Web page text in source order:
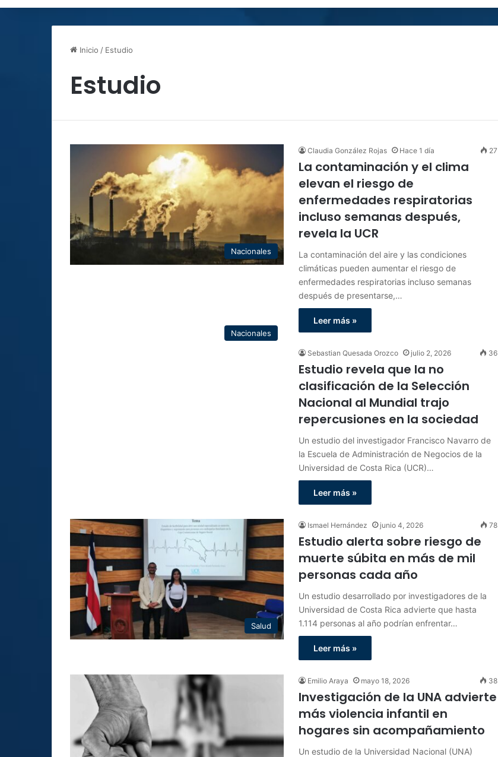
Inicio / Estudio
Estudio
Nacionales
Claudia González Rojas Hace 1 día 27
La contaminación y el clima
elevan el riesgo de
enfermedades respiratorias
incluso semanas después,
revela la UCR
La contaminación del aire y las condiciones
climáticas pueden aumentar el riesgo de
enfermedades respiratorias incluso semanas
después de presentarse,…
Leer más »
Nacionales
Sebastian Quesada Orozco julio 2, 2026 36
Estudio revela que la no
clasificación de la Selección
Nacional al Mundial trajo
repercusiones en la sociedad
Un estudio del investigador Francisco Navarro de
la Escuela de Administración de Negocios de la
Universidad de Costa Rica (UCR)…
Leer más »
Salud
Ismael Hernández junio 4, 2026 78
Estudio alerta sobre riesgo de
muerte súbita en más de mil
personas cada año
Un estudio desarrollado por investigadores de la
Universidad de Costa Rica advierte que hasta
1.114 personas al año podrían enfrentar…
Leer más »
Emilio Araya mayo 18, 2026 38
Investigación de la UNA advierte
más violencia infantil en
hogares sin acompañamiento
Un estudio de la Universidad Nacional (UNA)